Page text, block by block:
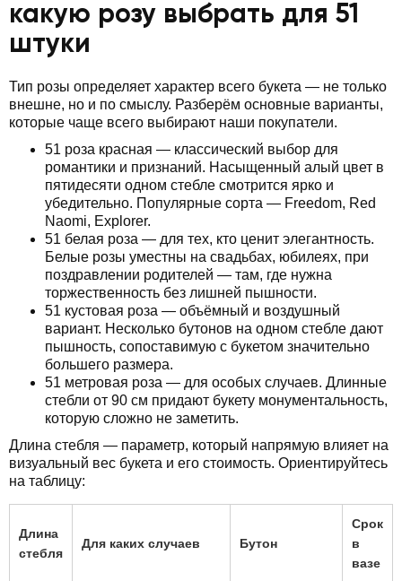
какую розу выбрать для 51
штуки
Тип розы определяет характер всего букета — не только
внешне, но и по смыслу. Разберём основные варианты,
которые чаще всего выбирают наши покупатели.
51 роза красная — классический выбор для
романтики и признаний. Насыщенный алый цвет в
пятидесяти одном стебле смотрится ярко и
убедительно. Популярные сорта — Freedom, Red
Naomi, Explorer.
51 белая роза — для тех, кто ценит элегантность.
Белые розы уместны на свадьбах, юбилеях, при
поздравлении родителей — там, где нужна
торжественность без лишней пышности.
51 кустовая роза — объёмный и воздушный
вариант. Несколько бутонов на одном стебле дают
пышность, сопоставимую с букетом значительно
большего размера.
51 метровая роза — для особых случаев. Длинные
стебли от 90 см придают букету монументальность,
которую сложно не заметить.
Длина стебля — параметр, который напрямую влияет на
визуальный вес букета и его стоимость. Ориентируйтесь
на таблицу:
Длина
стебля
Для каких случаев Бутон
Срок
в
вазе